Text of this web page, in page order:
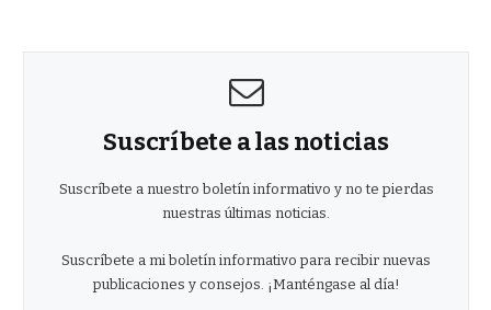
Suscríbete a las noticias
Suscríbete a nuestro boletín informativo y no te pierdas
nuestras últimas noticias.
Suscríbete a mi boletín informativo para recibir nuevas
publicaciones y consejos. ¡Manténgase al día!